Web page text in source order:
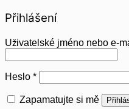
Přihlášení
Uživatelské jméno nebo e-
Heslo *Povinné
Zapamatujte si mě